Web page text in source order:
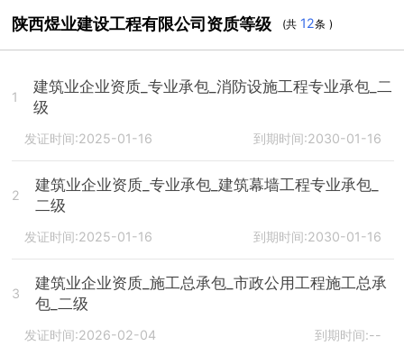
陕西煜业建设工程有限公司资质等级 (共 12条 )
1
建筑业企业资质_专业承包_消防设施工程专业承包_二
级
发证时间:2025-01-16 到期时间:2030-01-16
2
建筑业企业资质_专业承包_建筑幕墙工程专业承包_
二级
发证时间:2025-01-16 到期时间:2030-01-16
3
建筑业企业资质_施工总承包_市政公用工程施工总承
包_二级
发证时间:2026-02-04 到期时间:--